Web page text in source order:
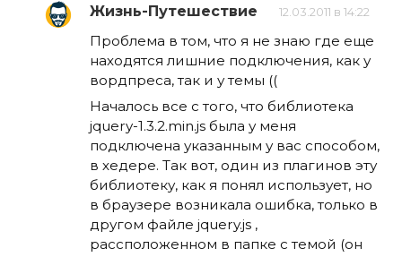
Жизнь-Путешествие 12.03.2011 в 14:22
Проблема в том, что я не знаю где еще
находятся лишние подключения, как у
вордпреса, так и у темы ((
Началось все с того, что библиотека
jquery-1.3.2.min.js была у меня
подключена указанным у вас способом,
в хедере. Так вот, один из плагинов эту
библиотеку, как я понял использует, но
в браузере возникала ошибка, только в
другом файле jquery.js ,
рассположенном в папке с темой (он